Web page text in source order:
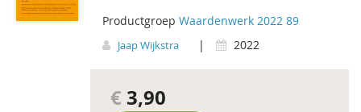
Productgroep Waardenwerk 2022 89
Jaap Wijkstra | 2022
€ 3,90